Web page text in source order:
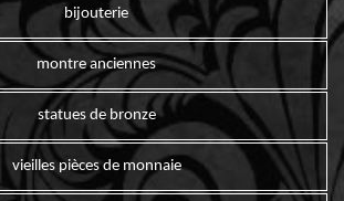
bijouterie
montre anciennes
statues de bronze
vieilles pièces de monnaie